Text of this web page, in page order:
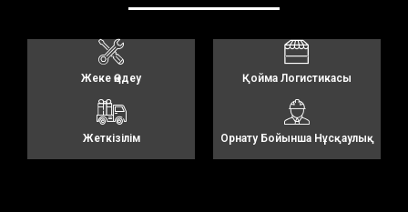
Жеке Өңдеу Қойма Логистикасы
Жеткізілім Орнату Бойынша Нұсқаулық